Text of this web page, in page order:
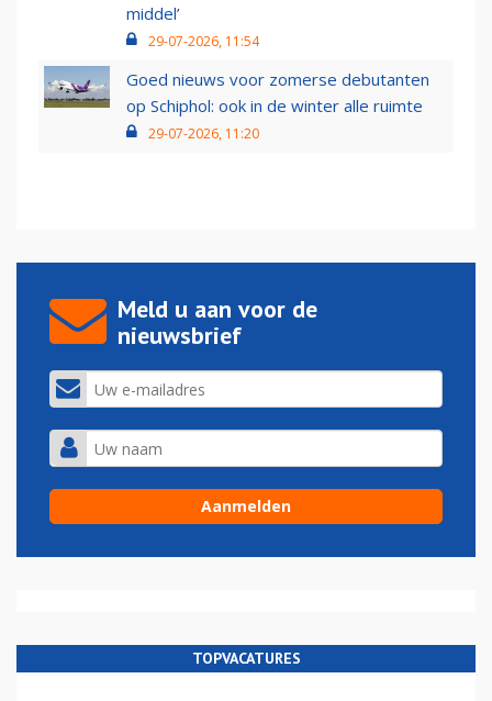
middel’
29-07-2026, 11:54
Goed nieuws voor zomerse debutanten
op Schiphol: ook in de winter alle ruimte
29-07-2026, 11:20
Meld u aan voor de
nieuwsbrief
TOPVACATURES